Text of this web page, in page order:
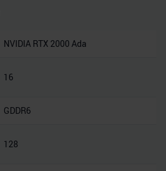
NVIDIA RTX 2000 Ada
16
GDDR6
128